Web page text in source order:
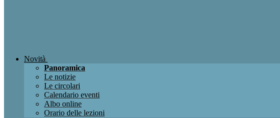
Novità
Panoramica
Le notizie
Le circolari
Calendario eventi
Albo online
Orario delle lezioni